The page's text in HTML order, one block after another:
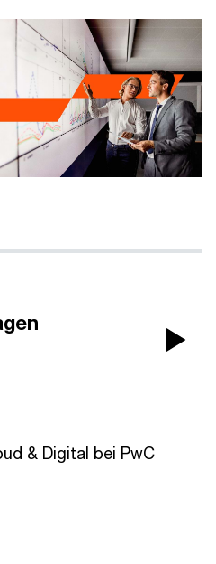
& Digital bei PwC